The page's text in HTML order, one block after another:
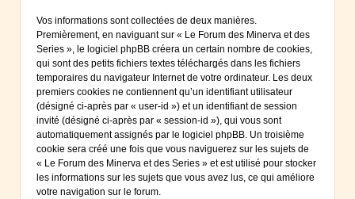
Vos informations sont collectées de deux manières.
Premièrement, en naviguant sur « Le Forum des Minerva et des
Series », le logiciel phpBB créera un certain nombre de cookies,
qui sont des petits fichiers textes téléchargés dans les fichiers
temporaires du navigateur Internet de votre ordinateur. Les deux
premiers cookies ne contiennent qu’un identifiant utilisateur
(désigné ci-après par « user-id ») et un identifiant de session
invité (désigné ci-après par « session-id »), qui vous sont
automatiquement assignés par le logiciel phpBB. Un troisième
cookie sera créé une fois que vous naviguerez sur les sujets de
« Le Forum des Minerva et des Series » et est utilisé pour stocker
les informations sur les sujets que vous avez lus, ce qui améliore
votre navigation sur le forum.